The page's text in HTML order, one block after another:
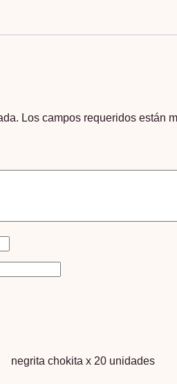
Los campos requeridos están